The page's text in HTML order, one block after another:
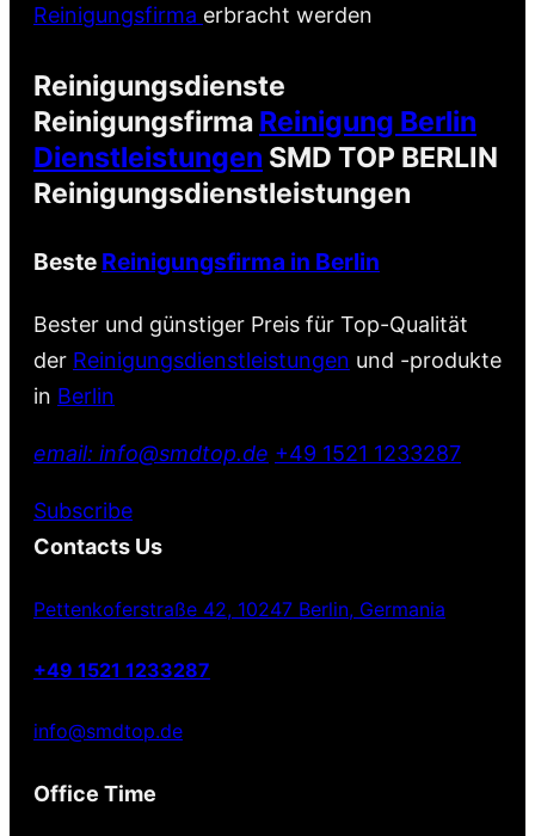
Reinigungsfirma erbracht werden
Reinigungsdienste
Reinigungsfirma Reinigung Berlin
Dienstleistungen SMD TOP BERLIN
Reinigungsdienstleistungen
Beste Reinigungsfirma in Berlin
Bester und günstiger Preis für Top-Qualität
der Reinigungsdienstleistungen und -produkte
in Berlin
email: info@smdtop.de +49 1521 1233287
Subscribe
Contacts Us
Pettenkoferstraße 42, 10247 Berlin, Germania
+49 1521 1233287
info@smdtop.de
Office Time